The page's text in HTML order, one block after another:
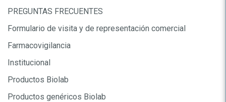
PREGUNTAS FRECUENTES
Formulario de visita y de representación comercial
Farmacovigilancia
Institucional
Productos Biolab
Productos genéricos Biolab